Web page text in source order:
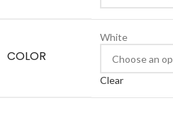
COLOR
White
Clear